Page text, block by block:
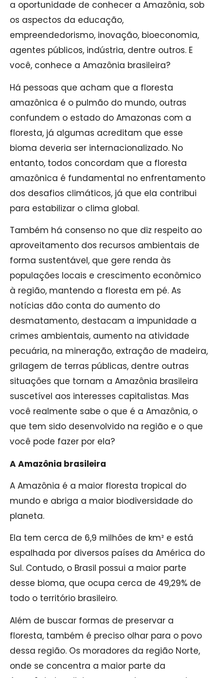
a oportunidade de conhecer a Amazônia, sob
os aspectos da educação,
empreendedorismo, inovação, bioeconomia,
agentes públicos, indústria, dentre outros. E
você, conhece a Amazônia brasileira?
Há pessoas que acham que a floresta
amazônica é o pulmão do mundo, outras
confundem o estado do Amazonas com a
floresta, já algumas acreditam que esse
bioma deveria ser internacionalizado. No
entanto, todos concordam que a floresta
amazônica é fundamental no enfrentamento
dos desafios climáticos, já que ela contribui
para estabilizar o clima global.
Também há consenso no que diz respeito ao
aproveitamento dos recursos ambientais de
forma sustentável, que gere renda às
populações locais e crescimento econômico
à região, mantendo a floresta em pé. As
notícias dão conta do aumento do
desmatamento, destacam a impunidade a
crimes ambientais, aumento na atividade
pecuária, na mineração, extração de madeira,
grilagem de terras públicas, dentre outras
situações que tornam a Amazônia brasileira
suscetível aos interesses capitalistas. Mas
você realmente sabe o que é a Amazônia, o
que tem sido desenvolvido na região e o que
você pode fazer por ela?
A Amazônia brasileira
A Amazônia é a maior floresta tropical do
mundo e abriga a maior biodiversidade do
planeta.
Ela tem cerca de 6,9 milhões de km² e está
espalhada por diversos países da América do
Sul. Contudo, o Brasil possui a maior parte
desse bioma, que ocupa cerca de 49,29% de
todo o território brasileiro.
Além de buscar formas de preservar a
floresta, também é preciso olhar para o povo
dessa região. Os moradores da região Norte,
onde se concentra a maior parte da